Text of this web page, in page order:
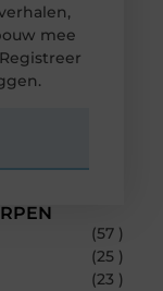
(57 )
(25 )
(23 )
mee